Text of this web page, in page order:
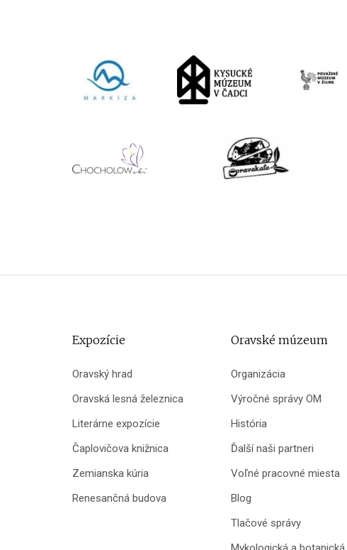
Expozície
Oravský hrad
Oravská lesná železnica
Literárne expozície
Čaplovičova knižnica
Zemianska kúria
Renesančná budova
Oravské múzeum
Organizácia
Výročné správy OM
História
Ďalší naši partneri
Voľné pracovné miesta
Blog
Tlačové správy